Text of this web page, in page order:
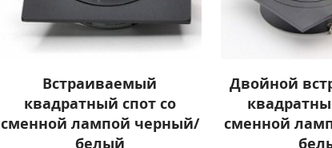
Встраиваемый
квадратный спот со
сменной лампой черный/
белый
Двойной
сменной